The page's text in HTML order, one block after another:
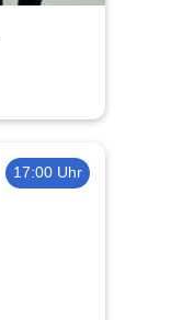
17:00 Uhr